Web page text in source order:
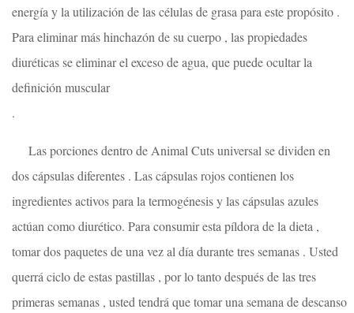
energía y la utilización de las células de grasa para este propósito .
Para eliminar más hinchazón de su cuerpo , las propiedades
diuréticas se eliminar el exceso de agua, que puede ocultar la
definición muscular
.
Las porciones dentro de Animal Cuts universal se dividen en
dos cápsulas diferentes . Las cápsulas rojos contienen los
ingredientes activos para la termogénesis y las cápsulas azules
actúan como diurético. Para consumir esta píldora de la dieta ,
tomar dos paquetes de una vez al día durante tres semanas . Usted
querrá ciclo de estas pastillas , por lo tanto después de las tres
primeras semanas , usted tendrá que tomar una semana de descanso